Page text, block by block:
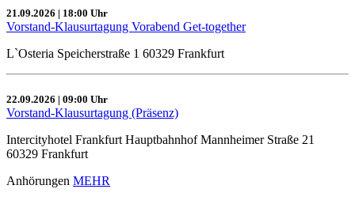
21.09.2026 | 18:00 Uhr
Vorstand-Klausurtagung Vorabend Get-together
L`Osteria Speicherstraße 1 60329 Frankfurt
22.09.2026 | 09:00 Uhr
Vorstand-Klausurtagung (Präsenz)
Intercityhotel Frankfurt Hauptbahnhof Mannheimer Straße 21
60329 Frankfurt
Anhörungen MEHR